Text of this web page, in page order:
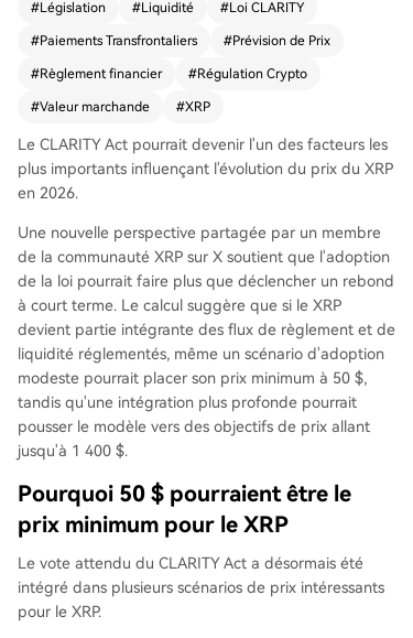
aiterait une petite part des règlements transfron
res scénarios, incluant une utilisation pour le fina
ncement de titres ou les transactions sur dérivés,
allant de 280 à 415 dollars, voire entre 700 et 1
400 dollars dans une hypothèse d'intégration tot
ale, avec plus de 200 000 milliards de dollars de
flux annuels. Le texte, déjà adopté par la Cham
bre des représentants, a désormais passé l'étap
e clé de la commission bancaire du Sénat, rappr
ochant sa promulgation potentielle.
#Législation #Liquidité #Loi CLARITY
#Paiements Transfrontaliers #Prévision de Prix
#Règlement financier #Régulation Crypto
#Valeur marchande #XRP
Le CLARITY Act pourrait devenir l'un des facteurs les
plus importants influençant l'évolution du prix du XRP
en 2026.
Une nouvelle perspective partagée par un membre
de la communauté XRP sur X soutient que l'adoption
de la loi pourrait faire plus que déclencher un rebond
à court terme. Le calcul suggère que si le XRP
devient partie intégrante des flux de règlement et de
liquidité réglementés, même un scénario d'adoption
modeste pourrait placer son prix minimum à 50 $,
tandis qu'une intégration plus profonde pourrait
pousser le modèle vers des objectifs de prix allant
jusqu'à 1 400 $.
Pourquoi 50 $ pourraient être le
prix minimum pour le XRP
Le vote attendu du CLARITY Act a désormais été
intégré dans plusieurs scénarios de prix intéressants
pour le XRP.